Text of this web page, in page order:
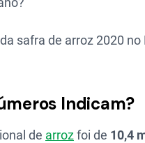
safra de arroz 2020 no
Indicam?
de arrozfoi de 10,4